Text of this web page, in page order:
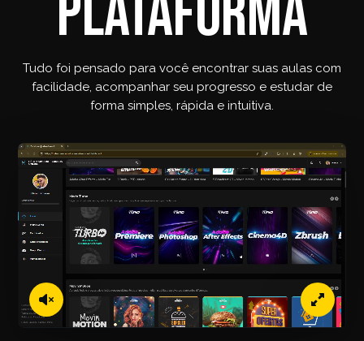
PLATAFORMA
Tudo foi pensado para você encontrar suas aulas com
facilidade, acompanhar seu progresso e estudar de
forma simples, rápida e intuitiva.